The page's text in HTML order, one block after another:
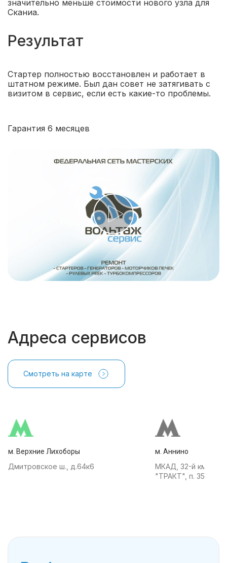
значительно меньше стоимости нового узла для
Сканиа.
Результат
Стартер полностью восстановлен и работает в
штатном режиме. Был дан совет не затягивать с
визитом в сервис, если есть какие-то проблемы.
Гарантия 6 месяцев
Адреса сервисов
Смотреть на карте
м. Верхние Лихоборы
Дмитровское ш., д.64к6
м. Аннино
МКАД, 32-й км, АТК
"ТРАКТ", п. 35